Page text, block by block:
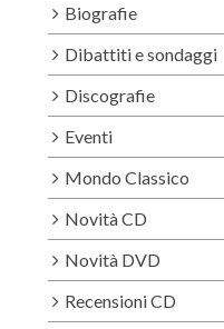
Biografie
Dibattiti e sondaggi
Discografie
Eventi
Mondo Classico
Novità CD
Novità DVD
Recensioni CD